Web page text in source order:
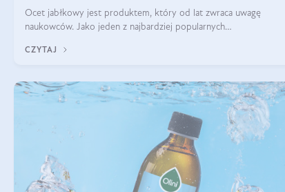
Ocet jabłkowy jest produktem, który od lat zwraca uwagę
naukowców. Jako jeden z najbardziej popularnych
mikroskopów a zdrowotne właściwości
CZYTAJ